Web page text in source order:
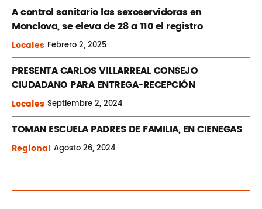
A control sanitario las sexoservidoras en
Monclova, se eleva de 28 a 110 el registro
Locales Febrero2, 2025
PRESENTA CARLOS VILLARREAL CONSEJO
CIUDADANO PARA ENTREGA-RECEPCIÓN
Locales Septiembre2, 2024
TOMAN ESCUELA PADRES DE FAMILIA, EN CIENEGAS
Regional Agosto26, 2024